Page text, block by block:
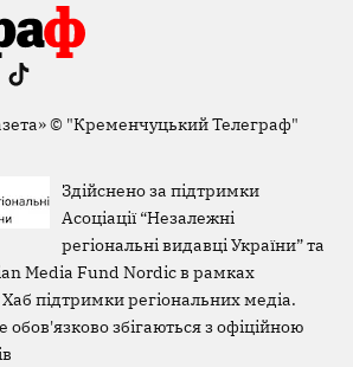
TikTok
© "Кременчуцький Телеграф"
Здійснено за підтримки
Асоціації “Незалежні
регіональні видавці України” та
Media Fund Nordic в рамках
Хаб підтримки регіональних медіа.
обов'язково збігаються з офіційною